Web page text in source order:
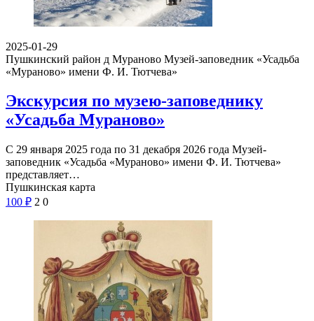
2025-01-29
Пушкинский район д Мураново Музей-заповедник «Усадьба
«Мураново» имени Ф. И. Тютчева»
Экскурсия по музею-заповеднику
«Усадьба Мураново»
С 29 января 2025 года по 31 декабря 2026 года Музей-
заповедник «Усадьба «Мураново» имени Ф. И. Тютчева»
представляет…
Пушкинская карта
100 ₽ 2 0